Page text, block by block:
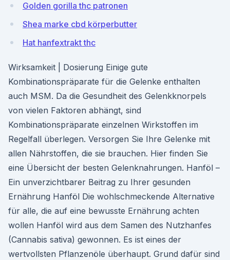
Golden gorilla thc patronen
Shea marke cbd körperbutter
Hat hanfextrakt thc
Wirksamkeit | Dosierung Einige gute
Kombinationspräparate für die Gelenke enthalten
auch MSM. Da die Gesundheit des Gelenkknorpels
von vielen Faktoren abhängt, sind
Kombinationspräparate einzelnen Wirkstoffen im
Regelfall überlegen. Versorgen Sie Ihre Gelenke mit
allen Nährstoffen, die sie brauchen. Hier finden Sie
eine Übersicht der besten Gelenknahrungen. Hanföl –
Ein unverzichtbarer Beitrag zu Ihrer gesunden
Ernährung Hanföl Die wohlschmeckende Alternative
für alle, die auf eine bewusste Ernährung achten
wollen Hanföl wird aus dem Samen des Nutzhanfes
(Cannabis sativa) gewonnen. Es ist eines der
wertvollsten Pflanzenöle überhaupt. Grund dafür sind